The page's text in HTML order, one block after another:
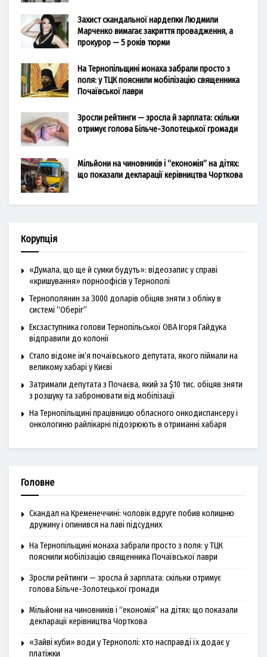
Захист скандальної нардепки Людмили
Марченко вимагає закриття провадження, а
прокурор — 5 років тюрми
На Тернопільщині монаха забрали просто з
поля: у ТЦК пояснили мобілізацію священника
Почаївської лаври
Зросли рейтинги — зросла й зарплата: скільки
отримує голова Більче-Золотецької громади
Мільйони на чиновників і “економія” на дітях:
що показали декларації керівництва Чорткова
Корупція
«Думала, що ще й сумки будуть»: відеозапис у справі
«кришування» порноофісів у Тернополі
Тернополянин за 3000 доларів обіцяв зняти з обліку в
системі “Оберіг”
Ексзаступника голови Тернопільської ОВА Ігоря Гайдука
відправили до колонії
Стало відоме ім’я почаївського депутата, якого піймали на
великому хабарі у Києві
Затримали депутата з Почаєва, який за $10 тис. обіцяв зняти
з розшуку та забронювати від мобілізації
На Тернопільщині працівницю обласного онкодиспансеру і
онкологиню райлікарні підозрюють в отриманні хабаря
Головне
Скандал на Кременеччині: чоловік вдруге побив колишню
дружину і опинився на лаві підсудних
На Тернопільщині монаха забрали просто з поля: у ТЦК
пояснили мобілізацію священника Почаївської лаври
Зросли рейтинги — зросла й зарплата: скільки отримує
голова Більче-Золотецької громади
Мільйони на чиновників і “економія” на дітях: що показали
декларації керівництва Чорткова
«Зайві куби» води у Тернополі: хто насправді їх додає у
платіжки